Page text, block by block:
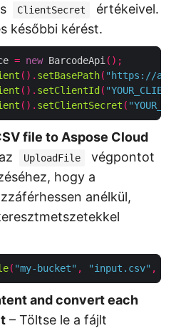
ClientSecret
értékeivel.
későbbi kérést.
= new BarcodeApi ();
(). setBasePath( "https://
(). setClientId (
(). setClientSecret (
file to Aspose Cloud
UploadFile
végpontot
hogy a
anélkül,
( "my-bucket" , "input.csv" ,
and convert each
– Töltse le a fájlt